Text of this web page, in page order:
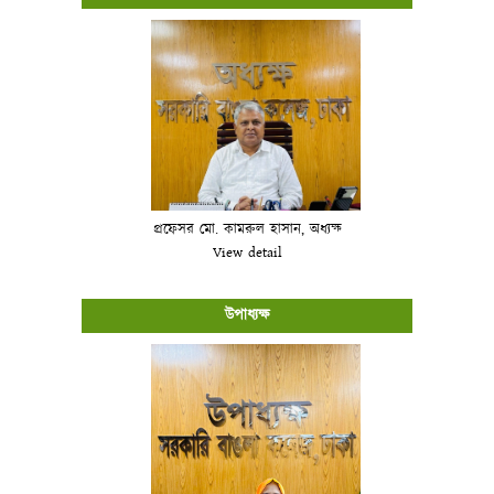
প্রফেসর মো. কামরুল হাসান, অধ্যক্ষ
View detail
উপাধ্যক্ষ